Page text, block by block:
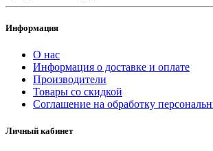
Информация
О нас
Информация о доставке и оплате
Производители
Товары со скидкой
Соглашение на обработку
Личный кабинет